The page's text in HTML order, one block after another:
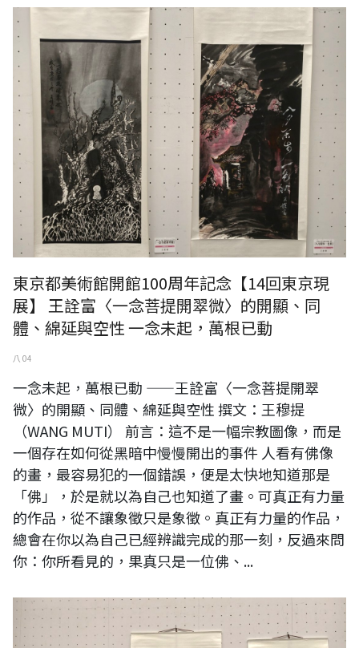
東京都美術館開館100周年記念【14回東京現
展】 王詮富〈一念菩提開翠微〉的開顯、同
體、綿延與空性 一念未起，萬根已動
八 04
一念未起，萬根已動 ——王詮富〈一念菩提開翠
微〉的開顯、同體、綿延與空性 撰文：王穆提
（WANG MUTI） 前言：這不是一幅宗教圖像，而是
一個存在如何從黑暗中慢慢開出的事件 人看有佛像
的畫，最容易犯的一個錯誤，便是太快地知道那是
「佛」，於是就以為自己也知道了畫。可真正有力量
的作品，從不讓象徵只是象徵。真正有力量的作品，
總會在你以為自己已經辨識完成的那一刻，反過來問
你：你所看見的，果真只是一位佛、...